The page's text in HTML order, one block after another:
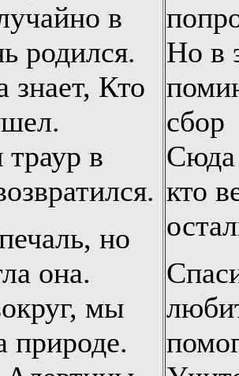
в
родился.
знает, Кто
траур в
но
она.
мы
природе.
Но в
сбор
Сюда
кто